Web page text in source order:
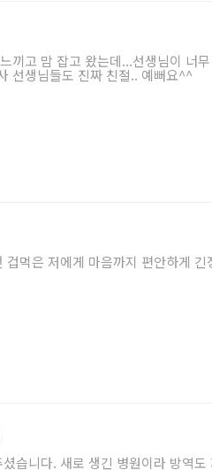
끼고 맘 잡고 왔는데...선생님이 너
선생님들도 진짜 친절.. 예뻐요^^
먹은 저에게 마음까지 편안하게
습니다. 새로 생긴 병원이라 방역